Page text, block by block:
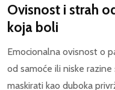
Ovisnost i strah
koja boli
Emocionalna ovisnost o
od samoće ili niske
maskirati kao duboka